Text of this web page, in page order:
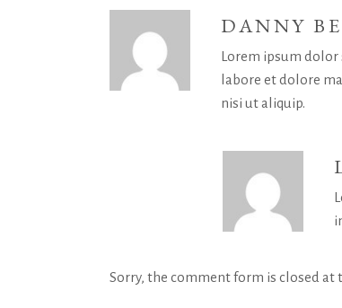
DANNY
Lorem ipsum
labore et dolore
nisi ut aliquip.
Sorry, the comment form is closed at